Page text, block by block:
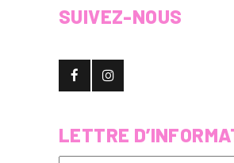
SUIVEZ-NOUS
LETTRE